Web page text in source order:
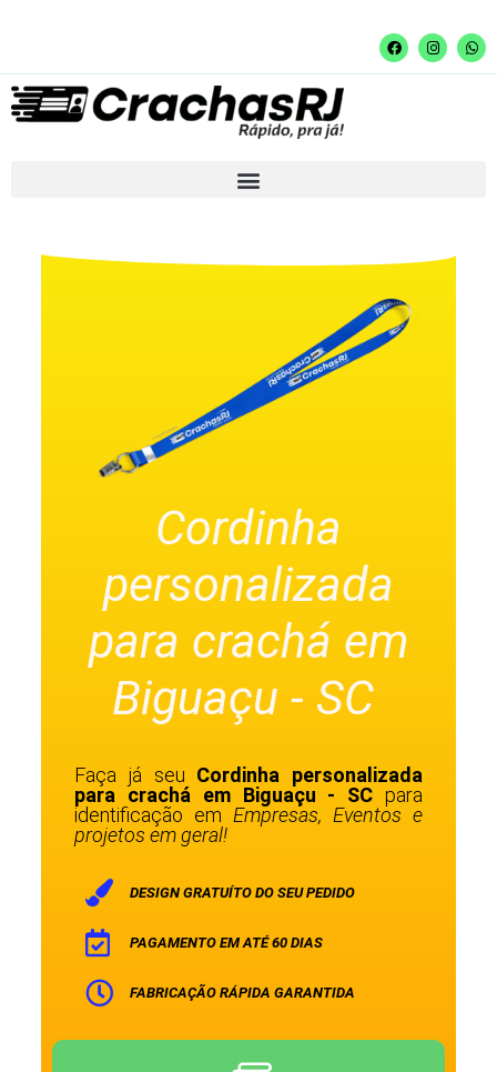
Cordinha
personalizada
para crachá em
Biguaçu - SC
Faça já seu Cordinha personalizada
para crachá em Biguaçu - SC para
identificação em Empresas, Eventos e
projetos em geral!
DESIGN GRATUÍTO DO SEU PEDIDO
PAGAMENTO EM ATÉ 60 DIAS
FABRICAÇÃO RÁPIDA GARANTIDA